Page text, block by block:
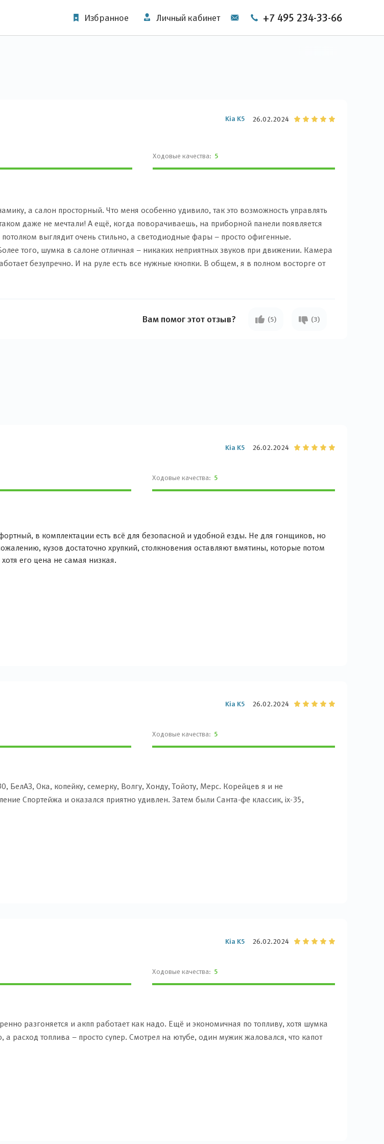
Избранное Личный кабинет +7 495 234-33-66
Kia K5 26.02.2024
Ходовые качества: 5
а салон просторный. Что меня особенно удивило, так это возможность управлять
даже не мечтали! А ещё, когда поворачиваешь, на приборной панели появляется
выглядит очень стильно, а светодиодные фары – просто офигенные.
того, шумка в салоне отличная – никаких неприятных звуков при движении. Камера
безупречно. И на руле есть все нужные кнопки. В общем, я в полном восторге от
Вам помог этот отзыв? (5) (3)
Kia K5 26.02.2024
Ходовые качества: 5
в комплектации есть всё для безопасной и удобной езды. Не для гонщиков, но
кузов достаточно хрупкий, столкновения оставляют вмятины, которые потом
его цена не самая низкая.
Kia K5 26.02.2024
Ходовые качества: 5
БелАЗ, Ока, копейку, семерку, Волгу, Хонду, Тойоту, Мерс. Корейцев я и не
Спортейжа и оказался приятно удивлен. Затем были Санта-фе классик, ix-35,
машина! Великолепный внешний вид, комфортный салон, полный набор
Kia K5 26.02.2024
Ходовые качества: 5
разгоняется и акпп работает как надо. Ещё и экономичная по топливу, хотя шумка
расход топлива – просто супер. Смотрел на ютубе, один мужик жаловался, что капот
для таких дел. Про оптиму тоже ходили слухи, что не очень, но зря всему веришь. Я